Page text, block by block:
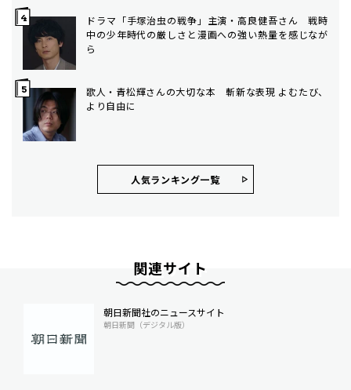
ドラマ「手塚治虫の戦争」主演・高良健吾さん 戦時
中の少年時代の厳しさと漫画への強い熱量を感じなが
ら
歌人・青松輝さんの大切な本 斬新な表現 よむたび、
より自由に
人気ランキング⼀覧
関連サイト
朝日新聞社のニュースサイト
朝日新聞（デジタル版）